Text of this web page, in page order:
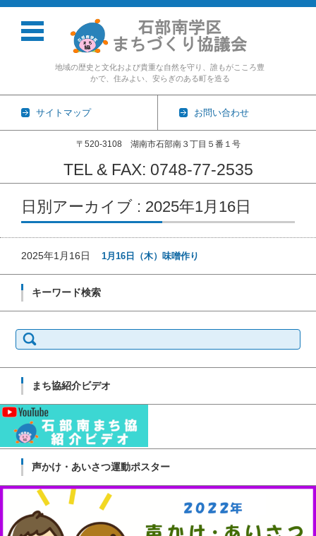
地域の歴史と文化および貴重な自然を守り、誰もがこころ豊
かで、住みよい、安らぎのある町を造る
サイトマップ お問い合わせ
〒520-3108 湖南市石部南３丁目５番１号
TEL & FAX: 0748-77-2535
コンテンツに移動
日別アーカイブ : 2025年1月16日
2025年1月16日 1月16日（木）味噌作り
キーワード検索
索:
まち協紹介ビデオ
声かけ・あいさつ運動ポスター